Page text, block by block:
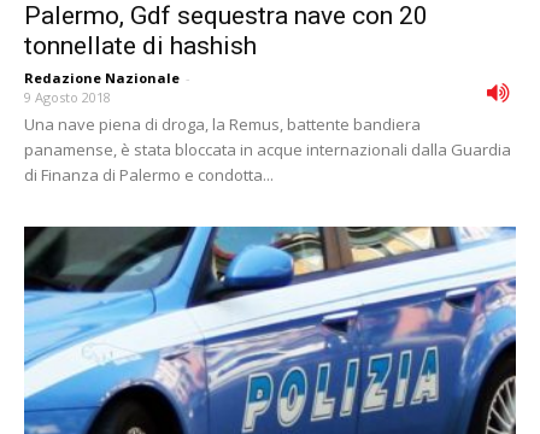
Palermo, Gdf sequestra nave con 20
tonnellate di hashish
Redazione Nazionale -
9 Agosto 2018
Una nave piena di droga, la Remus, battente bandiera
panamense, è stata bloccata in acque internazionali dalla Guardia
di Finanza di Palermo e condotta...